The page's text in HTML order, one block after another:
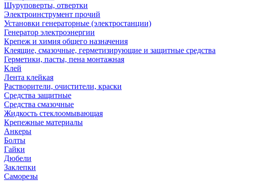
Шуруповерты, отвертки
Электроинструмент прочий
Установки генераторные (электростанции)
Генератор электроэнергии
Крепеж и химия общего назначения
Клеящие, смазочные, герметизирующие и защитные средства
Герметики, пасты, пена монтажная
Клей
Лента клейкая
Растворители, очистители, краски
Средства защитные
Средства смазочные
Жидкость стеклоомывающая
Крепежные материалы
Анкеры
Болты
Гайки
Дюбели
Заклепки
Саморезы